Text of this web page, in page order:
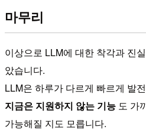
마무리
이상으로 LLM에 대한 착각과 진
았습니다.
LLM은 하루가 다르게 빠르게 발
지금은 지원하지 않는 기능 도 가
가능해질 지도 모릅니다.